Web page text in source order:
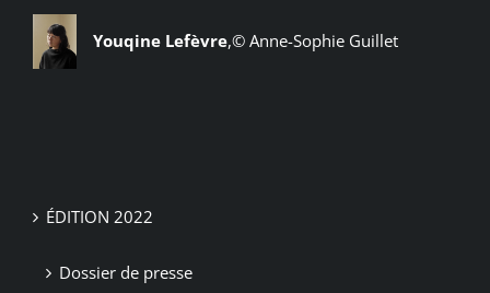
Youqine Lefèvre,© Anne-Sophie Guillet
ÉDITION 2022
Dossier de presse